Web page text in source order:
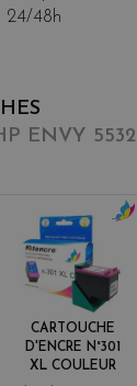
24/48h
ENVY 5532
CARTOUCHE
D'ENCRE N°301
XL COULEUR
l
o
r
s